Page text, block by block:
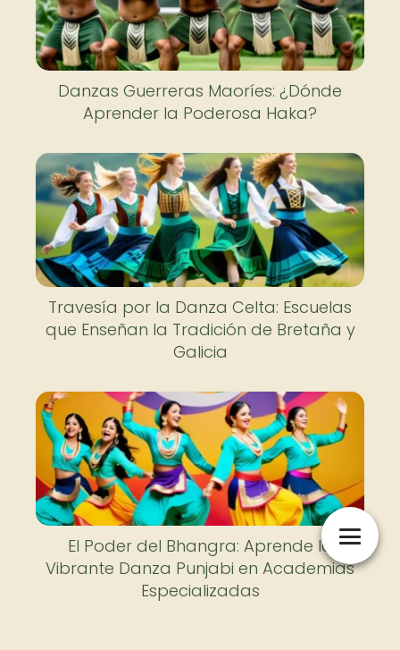
Danzas Guerreras Maoríes: ¿Dónde
Aprender la Poderosa Haka?
Travesía por la Danza Celta: Escuelas
que Enseñan la Tradición de Bretaña y
Galicia
El Poder del Bhangra: Aprende la
Vibrante Danza Punjabi en Academias
Especializadas